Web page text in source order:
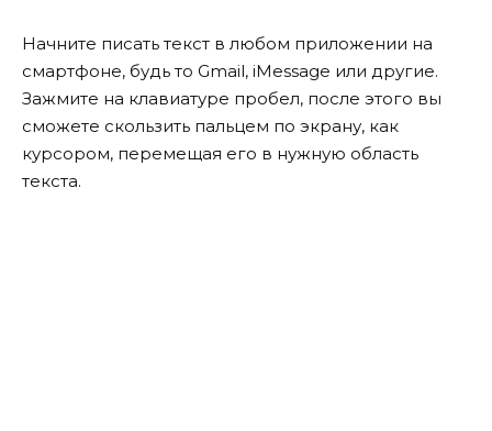
Начните писать текст в любом приложении на
смартфоне, будь то Gmail, iMessage или другие.
Зажмите на клавиатуре пробел, после этого вы
сможете скользить пальцем по экрану, как
курсором, перемещая его в нужную область
текста.